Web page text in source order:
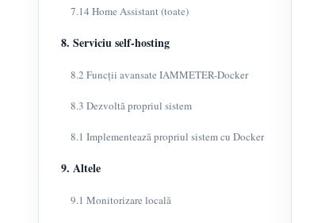
7.14 Home Assistant (toate)
8. Serviciu self-hosting
8.2 Funcții avansate IAMMETER-Docker
8.3 Dezvoltă propriul sistem
8.1 Implementează propriul sistem cu Docker
9. Altele
9.1 Monitorizare locală